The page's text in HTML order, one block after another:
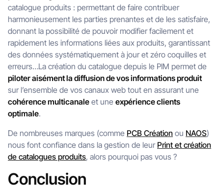
catalogue produits : permettant de faire contribuer
harmonieusement les parties prenantes et de les satisfaire,
donnant la possibilité de pouvoir modifier facilement et
rapidement les informations liées aux produits, garantissant
des données systématiquement à jour et zéro coquilles et
erreurs…La création du catalogue depuis le PIM permet de
piloter aisément la diffusion de vos informations produit
sur l’ensemble de vos canaux web tout en assurant une
cohérence multicanale et une expérience clients
optimale.
De nombreuses marques (comme PCB Création ou NAOS)
nous font confiance dans la gestion de leur Print et création
de catalogues produits, alors pourquoi pas vous ?
Conclusion